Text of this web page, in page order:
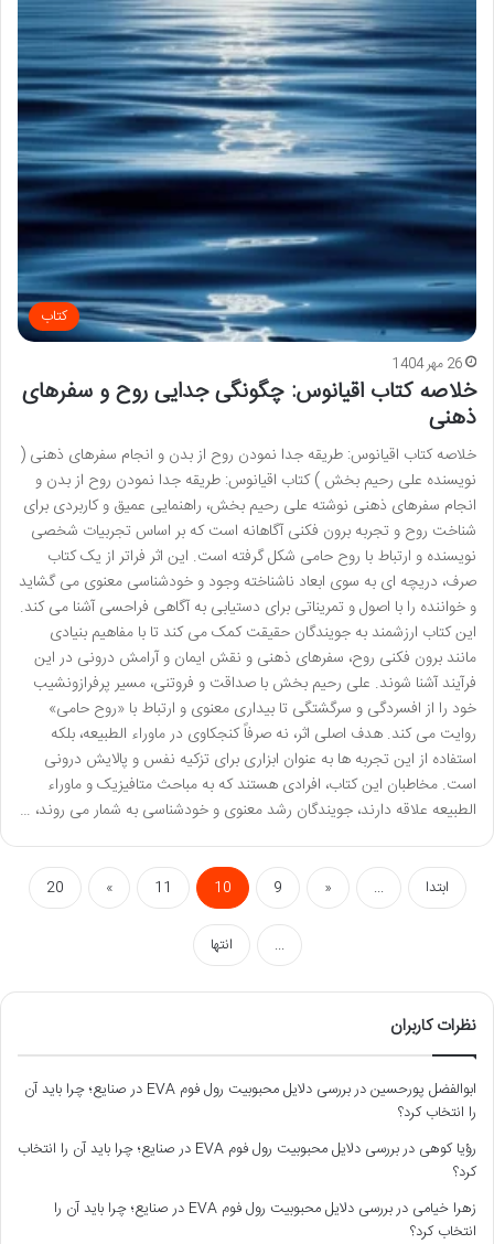
کتاب
26 مهر 1404
خلاصه کتاب اقیانوس: چگونگی جدایی روح و سفرهای
ذهنی
خلاصه کتاب اقیانوس: طریقه جدا نمودن روح از بدن و انجام سفرهای ذهنی (
نویسنده علی رحیم بخش ) کتاب اقیانوس: طریقه جدا نمودن روح از بدن و
انجام سفرهای ذهنی نوشته علی رحیم بخش، راهنمایی عمیق و کاربردی برای
شناخت روح و تجربه برون فکنی آگاهانه است که بر اساس تجربیات شخصی
نویسنده و ارتباط با روح حامی شکل گرفته است. این اثر فراتر از یک کتاب
صرف، دریچه ای به سوی ابعاد ناشناخته وجود و خودشناسی معنوی می گشاید
و خواننده را با اصول و تمریناتی برای دستیابی به آگاهی فراحسی آشنا می کند.
این کتاب ارزشمند به جویندگان حقیقت کمک می کند تا با مفاهیم بنیادی
مانند برون فکنی روح، سفرهای ذهنی و نقش ایمان و آرامش درونی در این
فرآیند آشنا شوند. علی رحیم بخش با صداقت و فروتنی، مسیر پرفرازونشیب
خود را از افسردگی و سرگشتگی تا بیداری معنوی و ارتباط با «روح حامی»
روایت می کند. هدف اصلی اثر، نه صرفاً کنجکاوی در ماوراء الطبیعه، بلکه
استفاده از این تجربه ها به عنوان ابزاری برای تزکیه نفس و پالایش درونی
است. مخاطبان این کتاب، افرادی هستند که به مباحث متافیزیک و ماوراء
الطبیعه علاقه دارند، جویندگان رشد معنوی و خودشناسی به شمار می روند، …
ابتدا ...
«
9
10
11
»
20
... انتها
نظرات کاربران
ابوالفضل پورحسیندر
بررسی دلایل محبوبیت رول فوم EVA در صنایع؛ چرا باید آن
را انتخاب کرد؟
رؤیا کوهی در
بررسی دلایل محبوبیت رول فوم EVA در صنایع؛ چرا باید آن را انتخاب
کرد؟
زهرا خیامی در
بررسی دلایل محبوبیت رول فوم EVA در صنایع؛ چرا باید آن را
انتخاب کرد؟